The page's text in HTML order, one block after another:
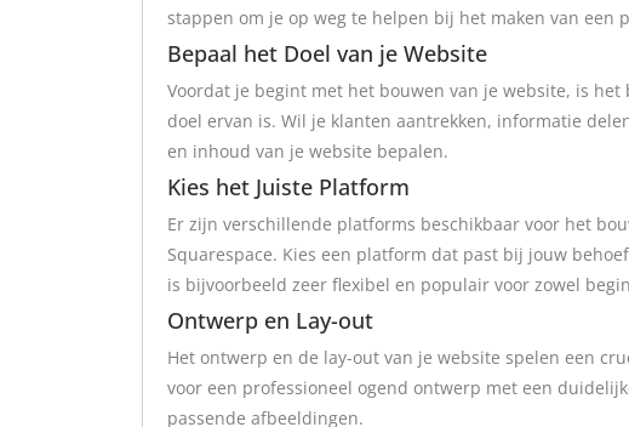
stappen om je op weg te helpen bij het maken van een
Bepaal het Doel van je Website
Voordat je begint met het bouwen van je website, is
doel ervan is. Wil je klanten aantrekken, informatie
en inhoud van je website bepalen.
Kies het Juiste Platform
Er zijn verschillende platforms beschikbaar voor het
Squarespace. Kies een platform dat past bij jouw
is bijvoorbeeld zeer flexibel en populair voor zowel
Ontwerp en Lay-out
Het ontwerp en de lay-out van je website spelen een
voor een professioneel ogend ontwerp met een
passende afbeeldingen.